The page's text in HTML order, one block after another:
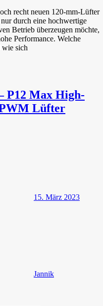
recht neuen 120-mm-Lüfter
durch eine hochwertige
Betrieb überzeugen möchte,
Performance. Welche
wie sich
P12 Max High-
Lüfter
15. März 2023
Jannik